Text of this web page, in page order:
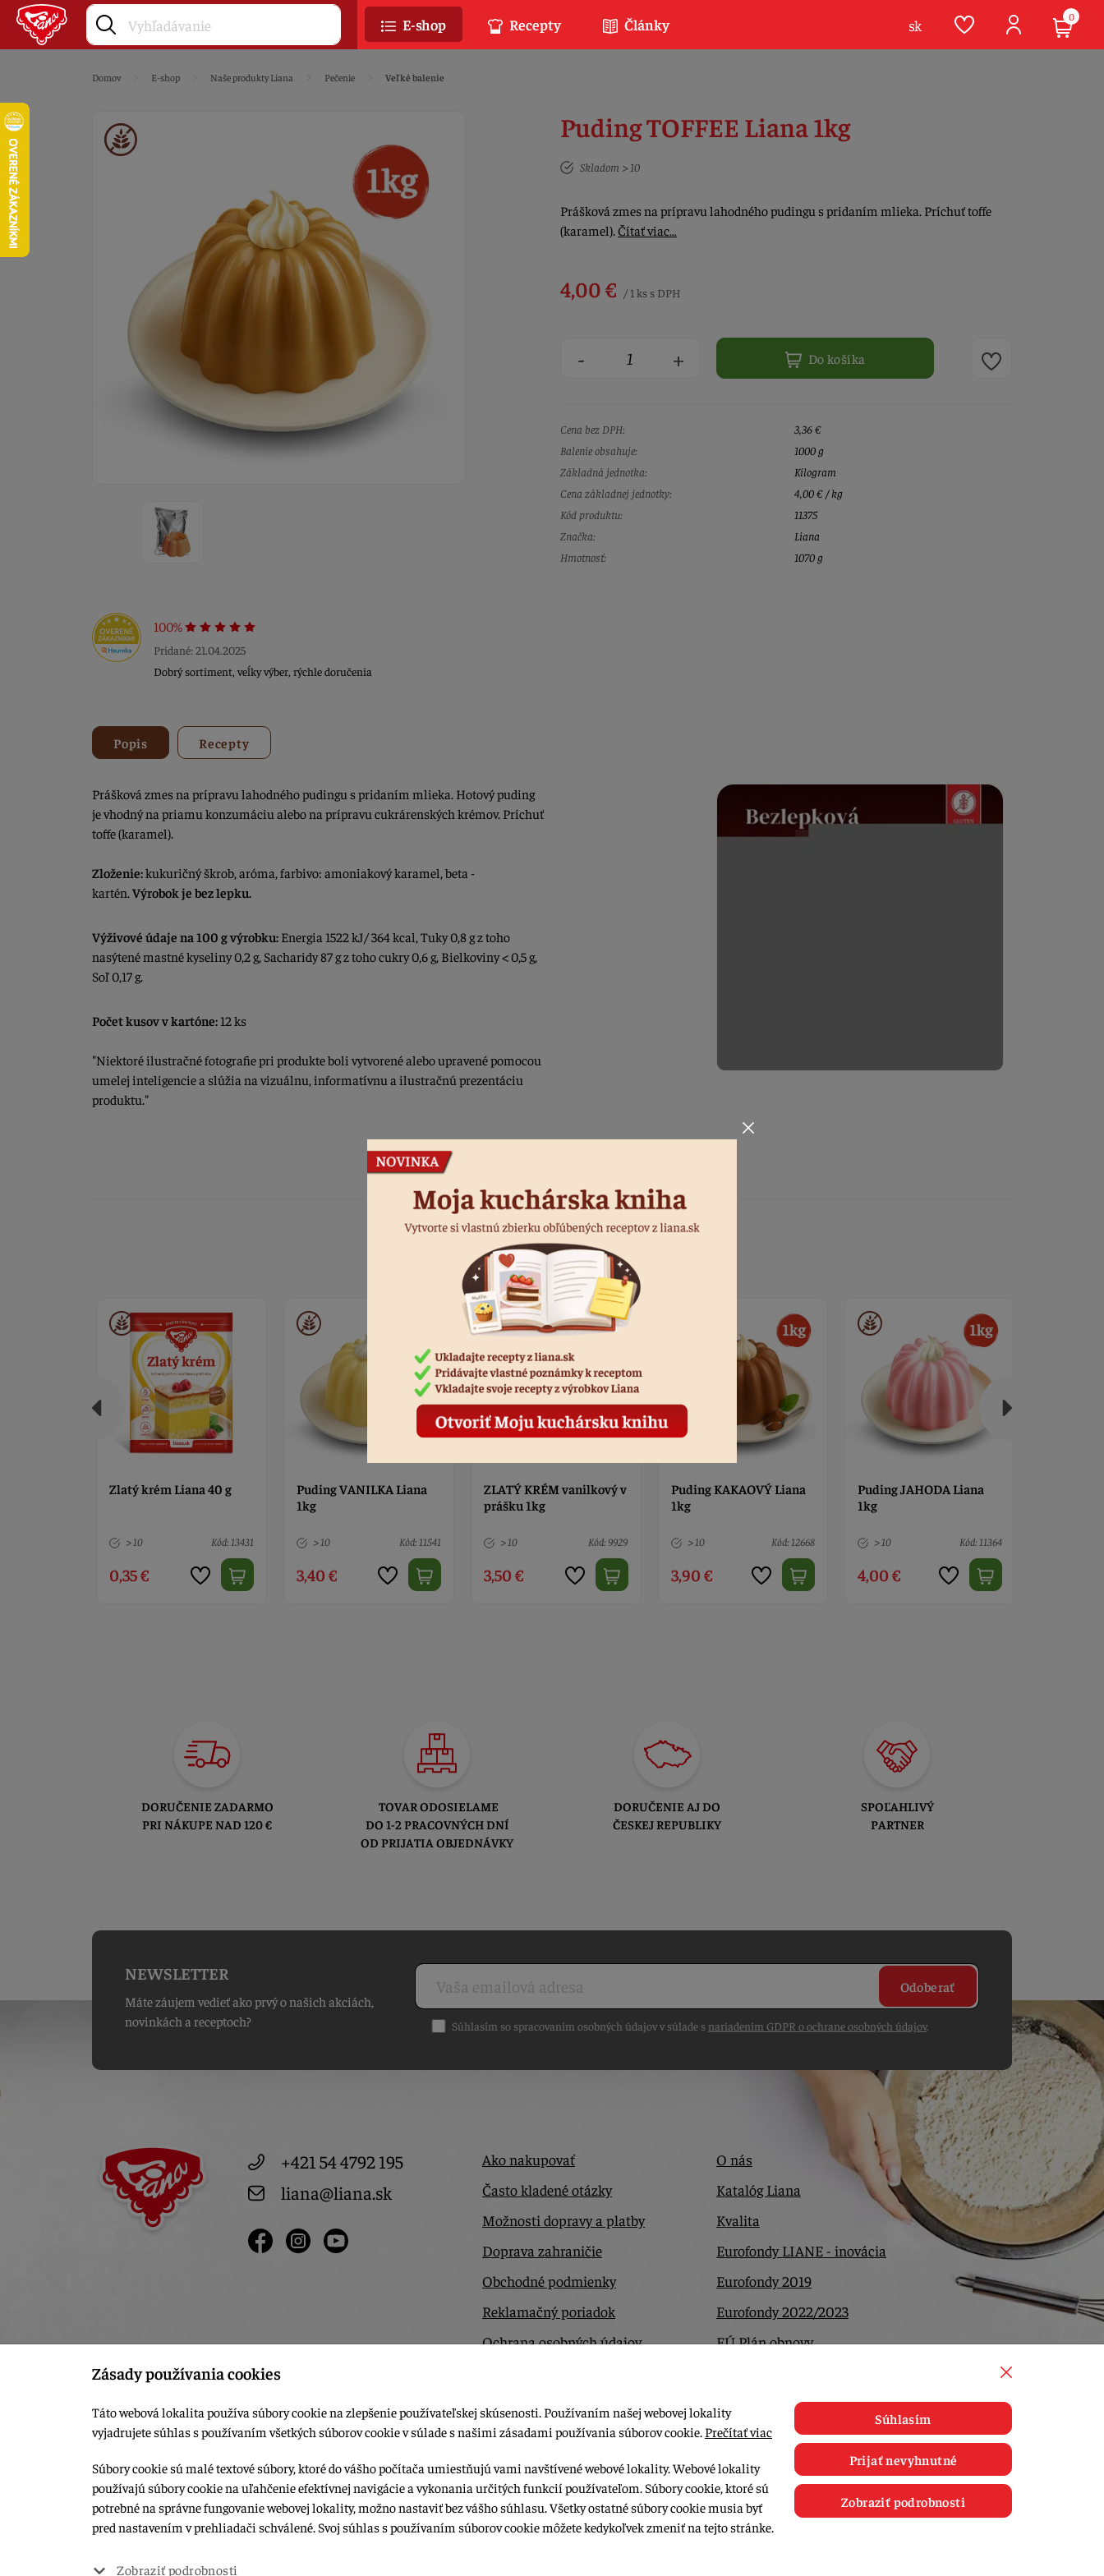
Domov E-shop Naše produkty Liana Pečenie Veľké balenie
100%
Pridané: 21.04.2025
Dobrý sortiment, veĺky výber, rýchle doručenia
Puding TOFFEE Liana 1kg
Skladom > 10
Prášková zmes na prípravu lahodného pudingu s pridaním mlieka. Príchuť toffe
(karamel).Čítať viac…
4,00 € / 1 ks s DPH
- + Do košíka
Cena bez DPH:
3,36 €
Balenie obsahuje:
1000 g
Základná jednotka:
Kilogram
Cena základnej jednotky:
4,00 € / kg
Kód produktu:
11375
Značka:
Liana
Hmotnosť:
1070 g
Popis Recepty
Prášková zmes na prípravu lahodného pudingu s pridaním mlieka. Hotový puding
je vhodný na priamu konzumáciu alebo na prípravu cukrárenských krémov. Príchuť
toffe (karamel).
Zloženie:kukuričný škrob, aróma, farbivo: amoniakový karamel, beta -
kartén.Výrobok je bez lepku.
Výživové údaje na 100 g výrobku: Energia 1522 kJ/ 364 kcal, Tuky 0,8 g z toho
nasýtené mastné kyseliny 0,2 g, Sacharidy 87 g z toho cukry 0,6 g, Bielkoviny < 0,5 g,
Soľ 0,17 g.
Počet kusov v kartóne:12 ks
"Niektoré ilustračné fotografie pri produkte boli vytvorené alebo upravené pomocou
umelej inteligencie a slúžia na vizuálnu, informatívnu a ilustračnú prezentáciu
produktu."
Podobné produkty
Puding VANILKA Liana
> 10 Kód: 11541
3,40 €
ZLATÝ KRÉM vanilkový v
prášku 1kg
> 10 Kód: 9929
3,50 €
Puding KAKAOVÝ Liana
1kg
> 10 Kód: 12668
3,90 €
Puding JAHODA Liana
1kg
> 10 Kód: 11364
4,00 €
ZLATÝ KRÉM vanilkový v
prášku 5 kg
> 10 Kód: 11047
15,50 €
DORUČENIE ZADARMO
PRI NÁKUPE NAD 120 €
TOVAR ODOSIELAME
DO 1-2 PRACOVNÝCH DNÍ
OD PRIJATIA OBJEDNÁVKY
DORUČENIE AJ DO
ČESKEJ REPUBLIKY
SPOĽAHLIVÝ
PARTNER
NEWSLETTER
Máte záujem vedieť ako prvý o našich akciách,
novinkách a receptoch?
Odoberať
Súhlasím so spracovaním osobných údajov v súlade snariadením GDPR o ochrane osobných údajov.
+421 54 4792 195
liana@liana.sk
Ako nakupovať
Často kladené otázky
Možnosti dopravy a platby
Doprava zahraničie
Obchodné podmienky
Reklamačný poriadok
Ochrana osobných údajov
O nás
Katalóg Liana
Kvalita
Eurofondy LIANE - inovácia
Eurofondy 2019
Eurofondy 2022/2023
EÚ Plán obnovy
© 2015-2026, LIANA GOLIAŠ s.r.o. všetky práva vyhradené.
Upraviť nastavenia Cookies
E-shop Recepty Články sk 0
Zásady používania cookies
Táto webová lokalita používa súbory cookie na zlepšenie používateľskej skúsenosti. Používaním našej webovej lokality
vyjadrujete súhlas s používaním všetkých súborov cookie v súlade s našimi zásadami používania súborov cookie. Prečítať viac
Súbory cookie sú malé textové súbory, ktoré do vášho počítača umiestňujú vami navštívené webové lokality. Webové lokality
používajú súbory cookie na uľahčenie efektívnej navigácie a vykonania určitých funkcií používateľom. Súbory cookie, ktoré sú
potrebné na správne fungovanie webovej lokality, možno nastaviť bez vášho súhlasu. Všetky ostatné súbory cookie musia byť
pred nastavením v prehliadači schválené. Svoj súhlas s používaním súborov cookie môžete kedykoľvek zmeniť na tejto stránke.
Zobraziť podrobnosti
Súhlasím
Prijať nevyhnutné
Zobraziť podrobnosti